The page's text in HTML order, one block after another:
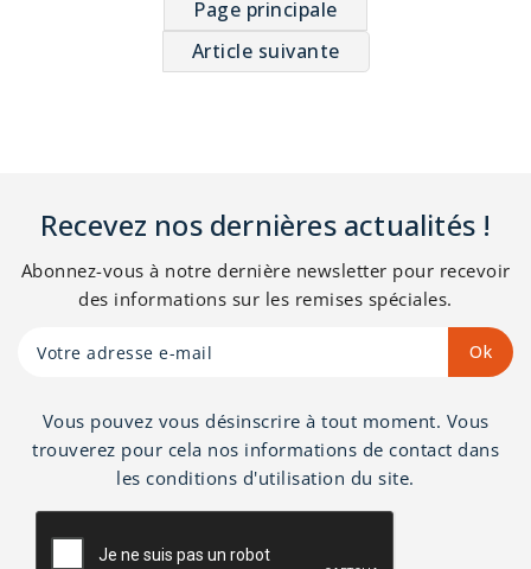
Page principale
Article suivante
Recevez nos dernières actualités !
Abonnez-vous à notre dernière newsletter pour recevoir
des informations sur les remises spéciales.
Vous pouvez vous désinscrire à tout moment. Vous
trouverez pour cela nos informations de contact dans
les conditions d'utilisation du site.